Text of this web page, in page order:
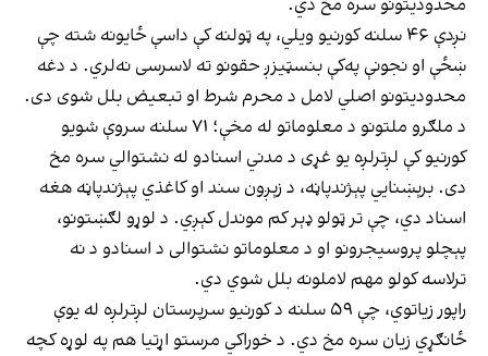
محدودیتونو سره مخ دي.
نږدې ۴۶ سلنه کورنیو ویلي، په ټولنه کې داسې ځایونه شته چې
ښځې او نجونې په‌کې بنسټیزږ حقونو ته لاسرسی نه‌لري. د دغه
محدودیتونو اصلي لامل د محرم شرط او تبعیض بلل شوی دی.
د ملګرو ملتونو د معلوماتو له مخې؛ ۷۱ سلنه سروې شویو
کورنیو کې لږترلږه یو غړی د مدني اسنادو له نشتوالي سره مخ
دی. برېښنایي پېژندپاڼه، د زېږون سند او کاغذي پېژندپاڼه هغه
اسناد دي، چې تر ټولو ډېر کم موندل کېږي. د لوړو لګښتونو،
پېچلو پروسیجرونو او د معلوماتو نشتوالی د اسنادو د نه
ترلاسه کولو مهم لاملونه بلل شوي دي.
راپور زیاتوي، چې ۵۹ سلنه د کورنیو سرپرستان لږترلږه له یوې
ځانګړي زیان سره مخ دي. د خوراکي مرستو اړتیا هم په لوړه کچه